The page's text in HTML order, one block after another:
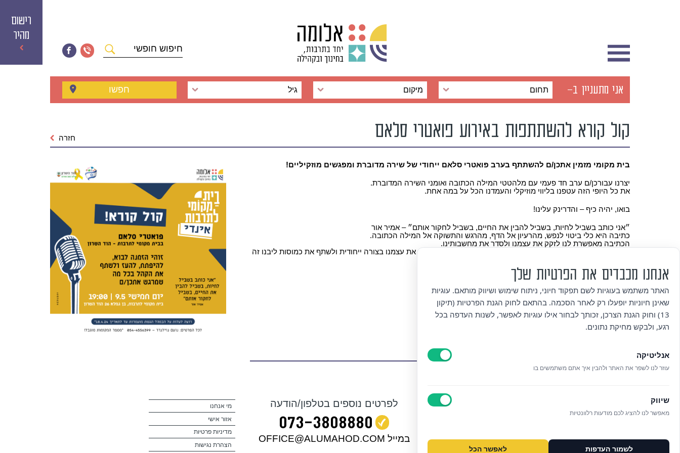
רישום
מהיר
חופשי
אני מתעניין ב- תחום מיקום גיל חפשו
קול קורא להשתתפות באירוע פואטרי סלאם חזרה
בית מקומי מזמין אתכן/ם להשתתף בערב פואטרי סלאם ייחודי של שירה מדוברת ומפגשים מוזקיליים!
יצרנו עבורכן/ם ערב חד פעמי עם מלהטטי המילה הכתובה ואומני השירה המדוברת.
את כל היופי הזה עטפנו בליווי מוזיקלי והעמדנו הכל על במה אחת.
בואו, יהיה כיף – והדרינק עלינו!
״אני כותב בשביל לחיות, בשביל להבין את החיים, בשביל לחקור אותם״ – אמיר אור
כתיבה היא כלי ביטוי לנפש, מהרעיון אל הדף, מהרגש והתשוקה אל המילה הכתובה.
הכתיבה מאפשרת לנו לזקק את עצמנו ולסדר את מחשבותינו.
אומנות הפואטרי סלאם באה לתת במה למילה הכתובה, במה להביע את עצמנו בצורה ייחודית ולשתף את כמוסות ליבנו זה
רוצה לעלות על הבמה? הגשת מועמדות עד לתאריך 18.4.24
בית מקומי לתרבות
רחוב יהושע בן גמלא 26, הוד השרון
מספר המקומות מוגבל
לפרטים נוספים בטלפון/הודעה
073‭-‬3808880
במייל OFFICE@ALUMAHOD.COM
מי אנחנו
אזור אישי
מדיניות פרטיות
הצהרת נגישות
אנחנו מכבדים את הפרטיות שלך
האתר משתמש בעוגיות לשם תפקוד חיוני, ניתוח שימוש ושיווק מותאם. עוגיות
שאינן חיוניות יופעלו רק לאחר הסכמה. בהתאם לחוק הגנת הפרטיות (תיקון
13) וחוק הגנת הצרכן, זכותך לבחור אילו עוגיות לאפשר, לשנות העדפה בכל
רגע, ולבקש מחיקת נתונים.
אנליטיקה
עוזר לנו לשפר את האתר ולהבין איך אתם משתמשים בו
שיווק
מאפשר לנו להציג לכם מודעות רלוונטיות
לשמור העדפות לאפשר הכל